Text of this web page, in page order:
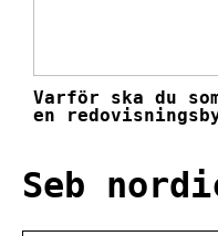
Varför ska du
en
Seb